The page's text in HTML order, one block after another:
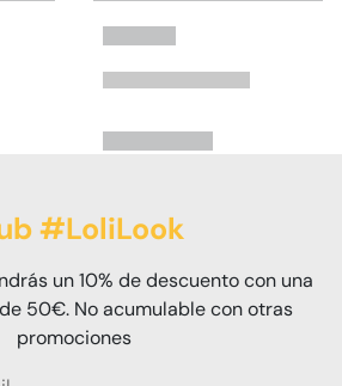
#LoliLook
un 10% de descuento con una
50€. No acumulable con otras
promociones